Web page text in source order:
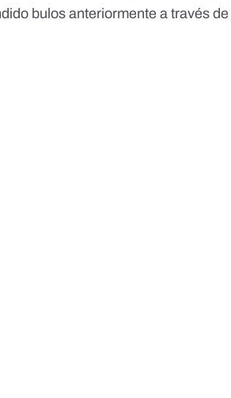
bulos anteriormente a través de